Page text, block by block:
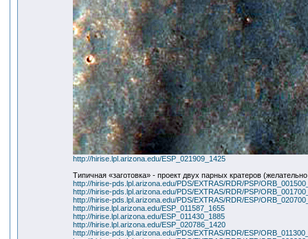
http://hirise.lpl.arizona.edu/ESP_021909_1425
Типичная «заготовка» - проект двух парных кратеров
http://hirise-pds.lpl.arizona.edu/PDS/EXTRAS/RDR/PSP/
http://hirise-pds.lpl.arizona.edu/PDS/EXTRAS/RDR/PSP/
http://hirise-pds.lpl.arizona.edu/PDS/EXTRAS/RDR/ESP/
http://hirise.lpl.arizona.edu/ESP_011587_1655
http://hirise.lpl.arizona.edu/ESP_011430_1885
http://hirise.lpl.arizona.edu/ESP_020786_1420
http://hirise-pds.lpl.arizona.edu/PDS/EXTRAS/RDR/ESP/